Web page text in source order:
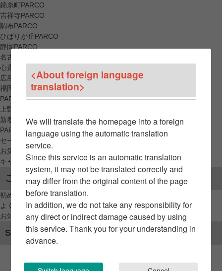
錦糸町PARCO
吉祥寺PARCO
調布PARCO
ひばりが丘PARCO
静岡PARCO
名古屋PARCO
心斎橋PARCO
広島PARCO
福岡PARCO
PARCO_ya
上野
新着アイテムから探す
PARCO限定アイテムから探す
セールアイテムから探す
お気に入りから探す
キャンペーン/クーポン対象から探す
ご利用案内
初めてのお客様へ
よくあるご質問 / お問い合わせ
お知らせ
SNSアカウント
<About foreign language
translation>
We will translate the homepage into a foreign
language using the automatic translation
service.
Since this service is an automatic translation
system, it may not be translated correctly and
may differ from the original content of the page
before translation.
In addition, we do not take any responsibility for
any direct or indirect damage caused by using
this service. Thank you for your understanding in
advance.